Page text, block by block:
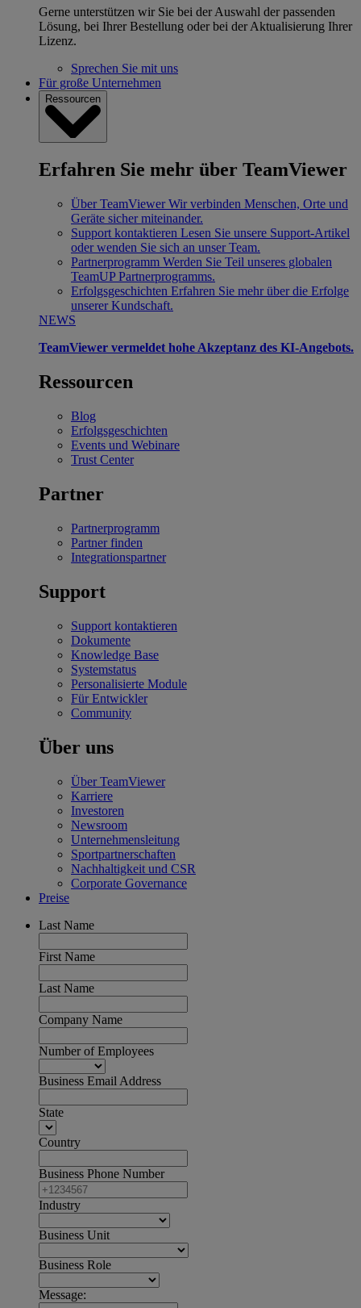
Gerne unterstützen wir Sie bei der Auswahl der passenden
Lösung, bei Ihrer Bestellung oder bei der Aktualisierung Ihrer
Lizenz.
Sprechen Sie mit uns
Für große Unternehmen
Ressourcen
Erfahren Sie mehr über TeamViewer
Über TeamViewer Wir verbinden Menschen, Orte und
Geräte sicher miteinander.
Support kontaktieren Lesen Sie unsere Support-Artikel
oder wenden Sie sich an unser Team.
Partnerprogramm Werden Sie Teil unseres globalen
TeamUP Partnerprogramms.
Erfolgsgeschichten Erfahren Sie mehr über die Erfolge
unserer Kundschaft.
NEWS
TeamViewer vermeldet hohe Akzeptanz des KI-Angebots.
Ressourcen
Blog
Erfolgsgeschichten
Events und Webinare
Trust Center
Partner
Partnerprogramm
Partner finden
Integrationspartner
Support
Support kontaktieren
Dokumente
Knowledge Base
Systemstatus
Personalisierte Module
Für Entwickler
Community
Über uns
Über TeamViewer
Karriere
Investoren
Newsroom
Unternehmensleitung
Sportpartnerschaften
Nachhaltigkeit und CSR
Corporate Governance
Preise
Last Name
First Name
Last Name
Company Name
Number of Employees
Business Email Address
State
Country
Business Phone Number
Industry
Business Unit
Business Role
Message: